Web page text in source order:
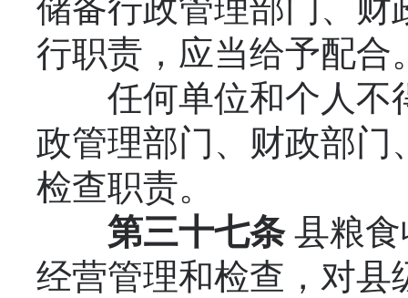
储备行政管理部门、财
行职责，应当给予配合
任何单位和个人不
政管理部门、财政部门
检查职责。
第三十七条县粮食
经营管理和检查，对县